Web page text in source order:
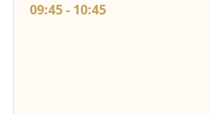
09:45 - 10:45